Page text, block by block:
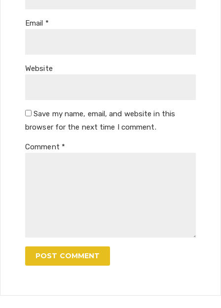
Email *
Website
Save my name, email, and website in this
browser for the next time I comment.
Comment *